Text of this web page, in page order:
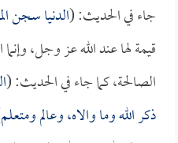
جاء في الحديث: (الدنيا سجن
قيمة لها عند الله عز وجل، وإنما
الصالحة، كما جاء في الحديث: (
ذكر الله وما والاه، وعالم ومتعلم